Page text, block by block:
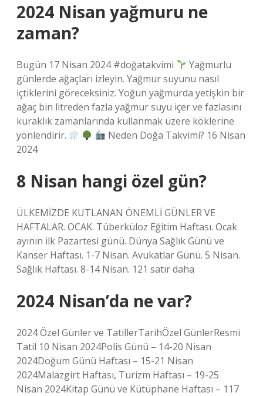
2024 Nisan yağmuru ne
zaman?
Bugün 17 Nisan 2024 #doğatakvimi
Yağmurlu
günlerde ağaçları izleyin. Yağmur suyunu nasıl
içtiklerini göreceksiniz. Yoğun yağmurda yetişkin bir
ağaç bin litreden fazla yağmur suyu içer ve fazlasını
kuraklık zamanlarında kullanmak üzere köklerine
yönlendirir.
Neden Doğa Takvimi? 16 Nisan
2024
8 Nisan hangi özel gün?
ÜLKEMİZDE KUTLANAN ÖNEMLİ GÜNLER VE
HAFTALAR. OCAK. Tüberküloz Eğitim Haftası. Ocak
ayının ilk Pazartesi günü. Dünya Sağlık Günü ve
Kanser Haftası. 1-7 Nisan. Avukatlar Günü. 5 Nisan.
Sağlık Haftası. 8-14 Nisan. 121 satır daha
2024 Nisan’da ne var?
2024 Özel Günler ve TatillerTarihÖzel GünlerResmi
Tatil 10 Nisan 2024Polis Günü – 14-20 Nisan
2024Doğum Günü Haftası – 15-21 Nisan
2024Malazgirt Haftası, Turizm Haftası – 19-25
Nisan 2024Kitap Günü ve Kütüphane Haftası – 117